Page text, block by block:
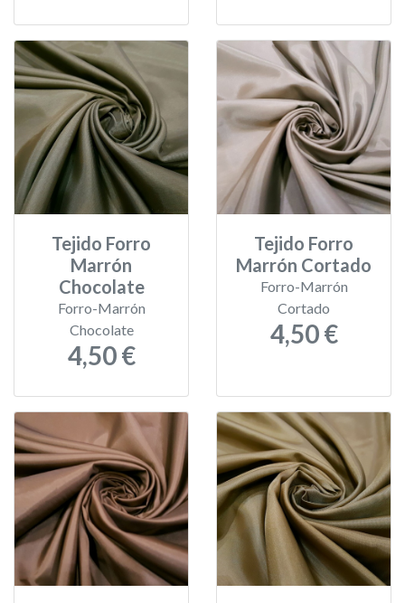
Tejido Forro
Marrón
Chocolate
Forro-Marrón
Chocolate
4,50 €
Tejido Forro
Marrón Cortado
Forro-Marrón
Cortado
4,50 €